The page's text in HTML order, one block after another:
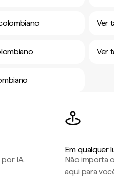
Ver
Ver
IA,
Em qualquer
Não importa
aqui para